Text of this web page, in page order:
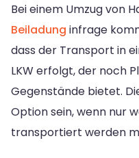
Bei einem Umzug von
Beiladung infrage
dass der Transport in
LKW erfolgt, der noch
Gegenstände bietet.
Option sein, wenn nur
transportiert werden